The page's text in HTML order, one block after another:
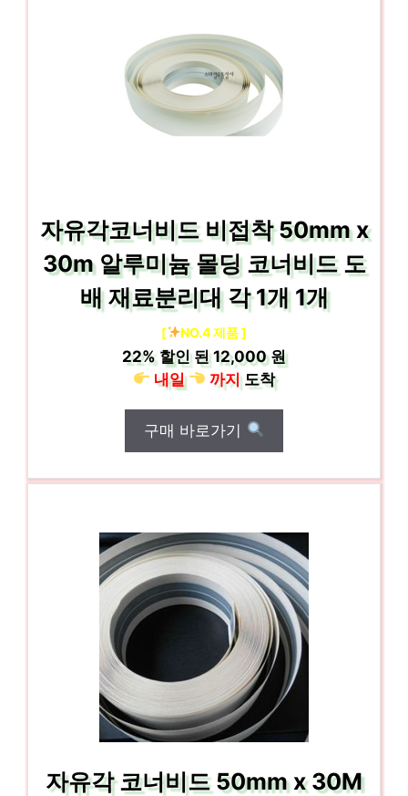
자유각코너비드 비접착 50mm x
30m 알루미늄 몰딩 코너비드 도
배 재료분리대 각 1개 1개
[ NO.4 제품 ]
22% 할인 된12,000 원
내일
까지도착
구매 바로가기
자유각 코너비드 50mm x 30M